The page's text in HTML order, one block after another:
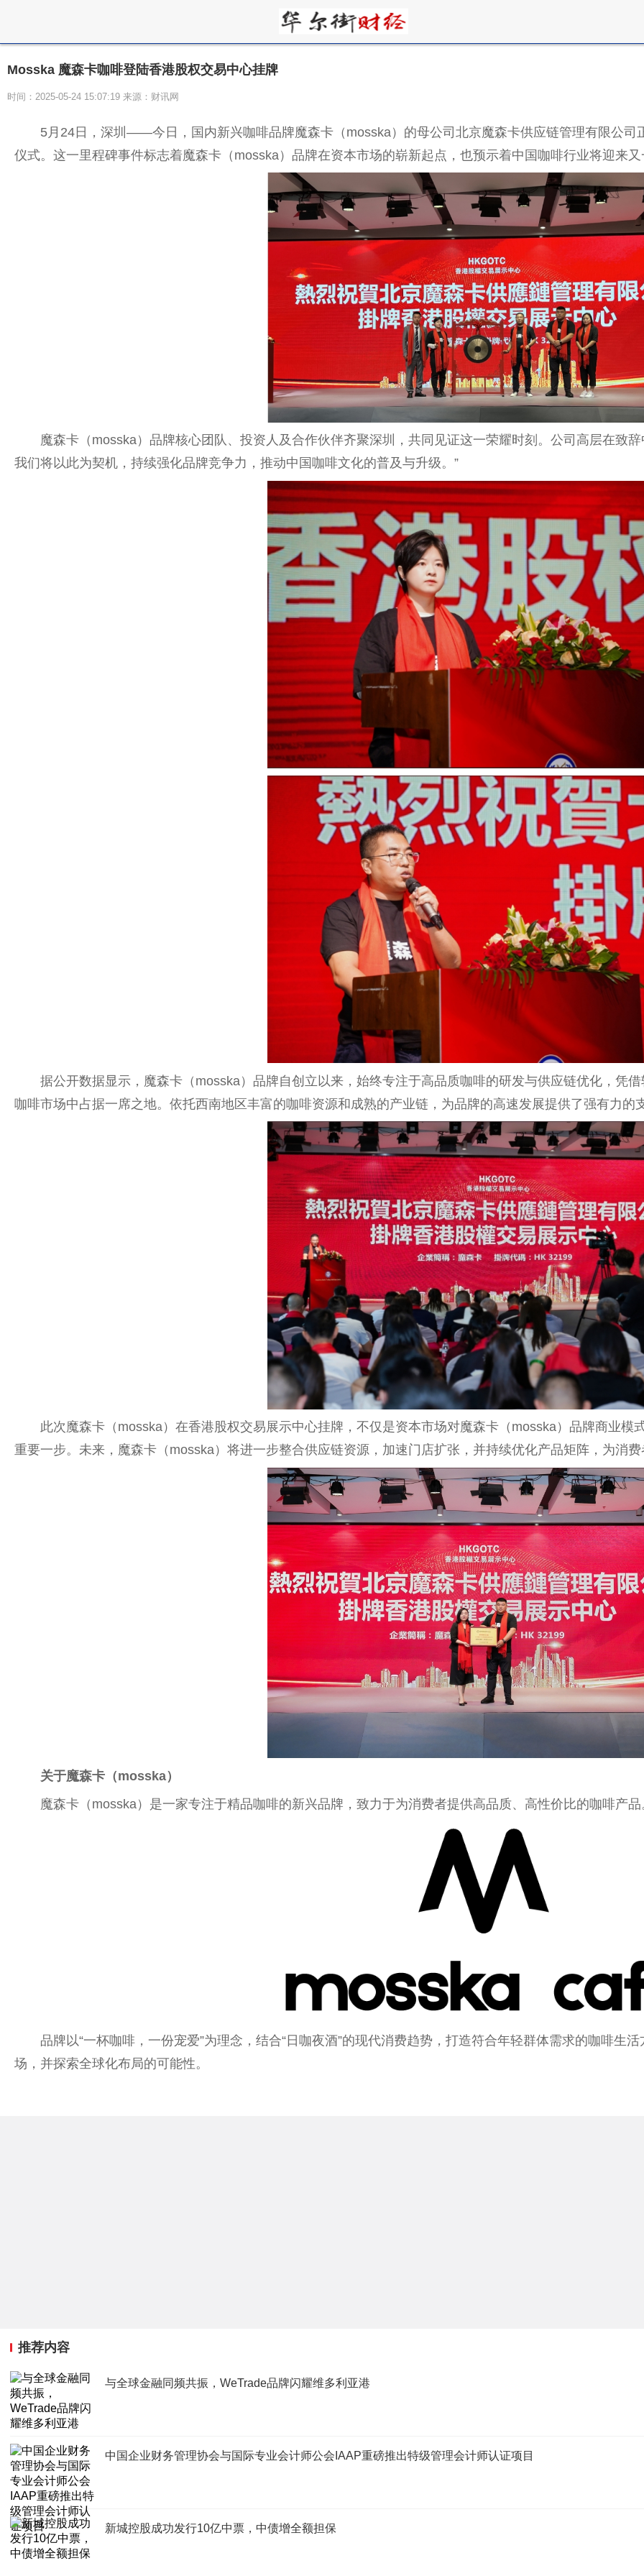
Mosska 魔森卡咖啡登陆香港股权交易中心挂牌
时间：2025-05-24 15:07:19 来源：财讯网
5月24日，深圳——今日，国内新兴咖啡品牌魔森卡（mosska）的母公司北京魔森卡供应链管理有限公司
仪式。这一里程碑事件标志着魔森卡（mosska）品牌在资本市场的崭新起点，也预示着中国咖啡行业将迎来
魔森卡（mosska）品牌核心团队、投资人及合作伙伴齐聚深圳，共同见证这一荣耀时刻。公司高层在致
我们将以此为契机，持续强化品牌竞争力，推动中国咖啡文化的普及与升级。”
据公开数据显示，魔森卡（mosska）品牌自创立以来，始终专注于高品质咖啡的研发与供应链优化，凭
咖啡市场中占据一席之地。依托西南地区丰富的咖啡资源和成熟的产业链，为品牌的高速发展提供了强有力的
此次魔森卡（mosska）在香港股权交易展示中心挂牌，不仅是资本市场对魔森卡（mosska）品牌商业
重要一步。未来，魔森卡（mosska）将进一步整合供应链资源，加速门店扩张，并持续优化产品矩阵，为消
关于魔森卡（mosska）
魔森卡（mosska）是一家专注于精品咖啡的新兴品牌，致力于为消费者提供高品质、高性价比的咖啡产品
品牌以“一杯咖啡，一份宠爱”为理念，结合“日咖夜酒”的现代消费趋势，打造符合年轻群体需求的咖啡生
场，并探索全球化布局的可能性。
推荐内容
与全球金融同频共振，WeTrade品牌闪耀维多利亚港
中国企业财务管理协会与国际专业会计师公会IAAP重磅推出特级管理会计师认证项目
新城控股成功发行10亿中票，中债增全额担保